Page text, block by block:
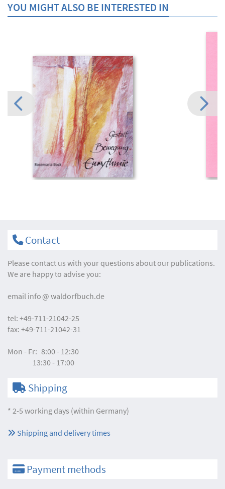
YOU MIGHT ALSO BE INTERESTED IN
Contact
Please contact us with your questions about our publications.
We are happy to advise you:
email info waldorfbuch.de
tel: +49-711-21042-25
fax: +49-711-21042-31
Mon - Fr: 8:00 - 12:30
13:30 - 17:00
Shipping
* 2-5 working days (within Germany)
Shipping and delivery times
Payment methods